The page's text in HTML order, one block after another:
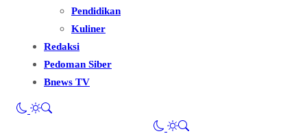
Pendidikan
Kuliner
Redaksi
Pedoman Siber
Bnews TV